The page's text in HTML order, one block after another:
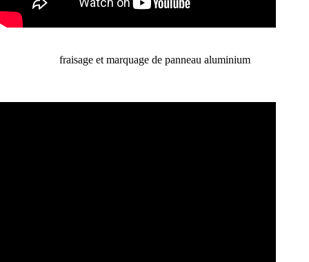
fraisage et marquage de panneau aluminium